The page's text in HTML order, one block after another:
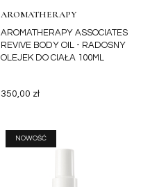
AROMATHERAPY ASSOCIATES
REVIVE BODY OIL - RADOSNY
OLEJEK DO CIAŁA 100ML
AROMATHERAPY
ASSOCIATES
350,00 zł
NOWOŚĆ